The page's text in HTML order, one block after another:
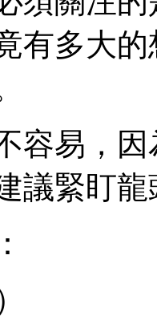
有多大
容易，
議緊盯